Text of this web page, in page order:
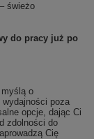
– świeżo
do pracy już po
myślą o
poza
opcje, dając Ci
zdolności do
Cię